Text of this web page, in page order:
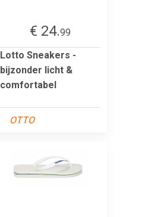
€ 24.99
Lotto Sneakers -
bijzonder licht &
comfortabel
OTTO